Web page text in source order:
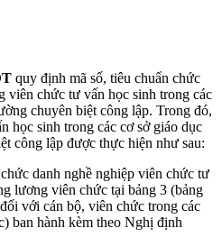
quy định mã số, tiêu chuẩn chức
viên chức tư vấn học sinh trong các
chuyên biệt công lập. Trong đó,
học sinh trong các cơ sở giáo dục
công lập được thực hiện như sau:
danh nghề nghiệp viên chức tư
lương viên chức tại bảng 3 (bảng
với cán bộ, viên chức trong các
ban hành kèm theo Nghị định